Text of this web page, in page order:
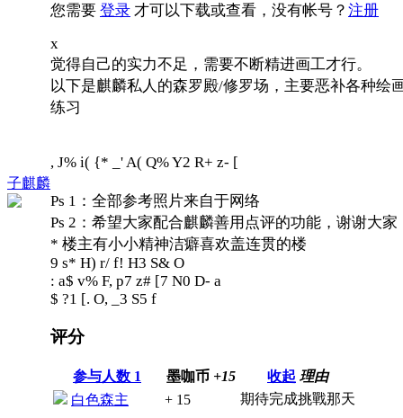
子麒麟
您需要 登录 才可以下载或查看，没有帐号？ 注册
x
觉得自己的实力不足，需要不断精进画工才行。
以下是麒麟私人的森罗殿/修罗场，主要恶补各种绘
练习
, J% i( {* _' A( Q% Y2 R+ z- [
Ps 1：全部参考照片来自于网络
Ps 2：希望大家配合麒麟善用点评的功能，谢谢大家
* 楼主有小小精神洁癖喜欢盖连贯的楼
9 s* H) r/ f! H3 S& O
: a$ v% F, p7 z# [7 N0 D- a
$ ?1 [. O, _3 S5 f
评分
参与人数 1 墨咖币 +15 收起 理由
白色森主
+ 15 期待完成挑戰那天